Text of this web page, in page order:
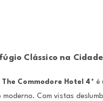
Clássico na
The Commodore Hotel 4* é
Com vistas